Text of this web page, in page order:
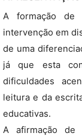
A formação de
intervenção em
de uma
já que esta
dificuldades
leitura e da
educativas.
A afirmação